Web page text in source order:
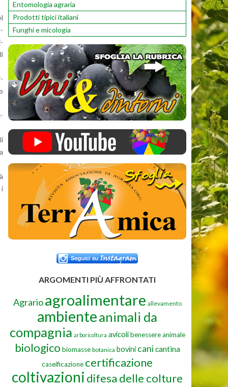
i
Entomologia agraria
Prodotti tipici italiani
Funghi e micologia
ARGOMENTI PIÙ AFFRONTATI
Agrario agroalimentare allevamento
ambienteanimali da
compagnia arboricoltura avicoli benessere animale
biologico biomasse botanica bovini canicantina
caseificazione certificazione
coltivazioni difesa delle colture